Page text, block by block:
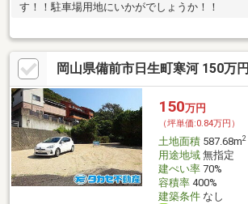
す！！駐車場用地にいかがでしょうか！！
岡山県備前市日生町寒河 150万円
150万円
（坪単価:0.84万円）
土地面積587.68m2
用途地域無指定
建ぺい率70%
容積率400%
建築条件なし